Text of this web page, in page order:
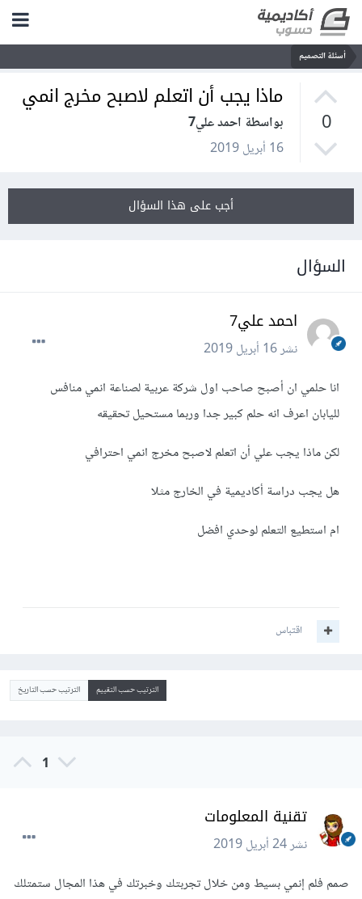
أسئلة التصميم
0
ماذا يجب أن اتعلم لاصبح مخرج انمي
بواسطة احمد علي7
16 أبريل 2019
أجب على هذا السؤال
السؤال
احمد علي7
نشر16 أبريل 2019
انا حلمي ان أصبح صاحب اول شركة عربية لصناعة انمي منافس
لليابان اعرف انه حلم كبير جدا وربما مستحيل تحقيقه
لكن ماذا يجب علي أن اتعلم لاصبح مخرج انمي احترافي
هل يجب دراسة أكاديمية في الخارج مثلا
ام استطيع التعلم لوحدي افضل
اقتباس
الترتيب حسب التقييم الترتيب حسب التاريخ
1
تقنية المعلومات
نشر24 أبريل 2019
صمم فلم إنمي بسيط ومن خلال تجربتك وخبرتك في هذا المجال ستمتلك